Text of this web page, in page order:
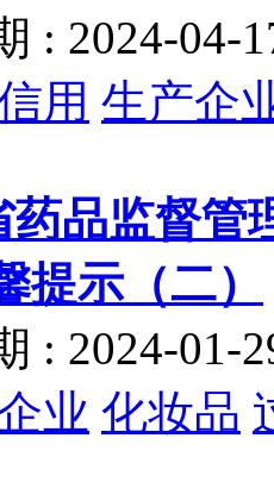
: 2024-04-
用 生产企
药品监督管
提示（二）
: 2024-01-
业 化妆品